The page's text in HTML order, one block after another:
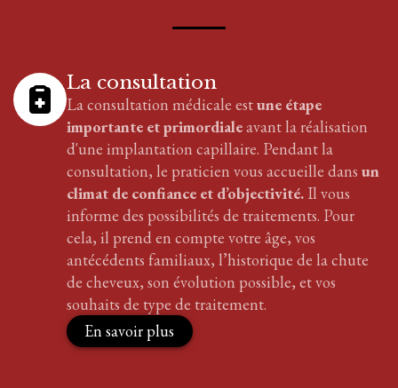
La consultation
La consultation médicale estune étape
importante et primordialeavant la réalisation
d'une implantation capillaire. Pendant la
consultation, le praticien vous accueille dans un
climat de confiance et d’objectivité. Il vous
informe des possibilités de traitements. Pour
cela, il prend en compte votre âge, vos
antécédents familiaux, l’historique de la chute
de cheveux, son évolution possible, et vos
souhaits de type de traitement.
En savoir plus